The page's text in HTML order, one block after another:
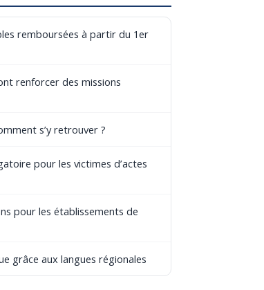
remboursées à partir du 1er
renforcer des missions
s’y retrouver ?
pour les victimes d’actes
pour les établissements de
grâce aux langues régionales